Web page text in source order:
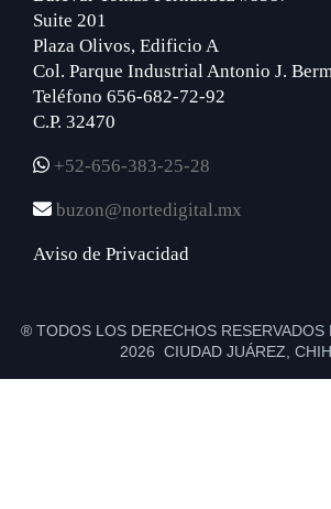
Suite 201
Plaza Olivos, Edificio A
Col. Parque Industrial Antonio J.
Teléfono 656-682-72-92
C.P. 32470
+52-656-383-25-28
buzon@nortedigital.mx
Aviso de Privacidad
® TODOS LOS DERECHOS RESERVADOS
2026 CIUDAD JUÁREZ,